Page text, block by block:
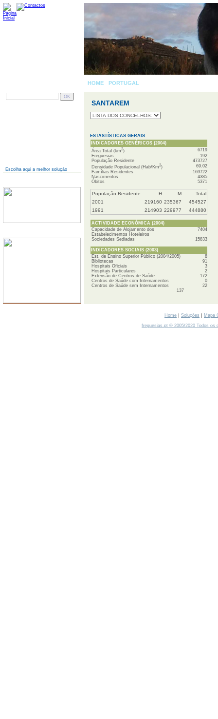
Escolha aqui a melhor solução
HOME PORTUGAL
SANTAREM
ESTASTÍSTICAS GERAIS
INDICADORES GENÉRICOS (2004)
Área Total (km2)
6719
Freguesias
192
População Residente
473727
Densidade Populacional (Hab/Km2)
69.02
Famílias Residentes
169722
Nascimentos
4385
Óbitos
5371
População Residente H M
Total
2001
219160 235367
454527
1991
214903 229977 444880
ACTIVIDADE ECONÓMICA (2004)
Capacidade de Alojamento dos
Estabelecimentos Hoteleiros
7404
Sociedades Sediadas
15833
INDICADORES SOCIAIS (2003)
Est. de Ensino Superior Público (2004/2005)
8
Bibliotecas
91
Hospitais Oficiais
3
Hospitais Particulares
2
Extensão de Centros de Saúde
172
Centros de Saúde com Internamentos
0
Centros de Saúde sem Internamentos
22
137
Home | Soluções | Mapa
freguesias.pt © 2005/2020 Todos os